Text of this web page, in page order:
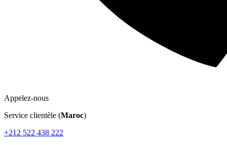
Appelez-nous
Service clientèle (Maroc)
+212 522 438 222